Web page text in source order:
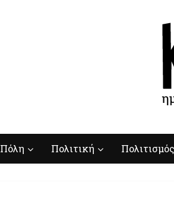
Πόλη Πολιτική Πολιτισμός